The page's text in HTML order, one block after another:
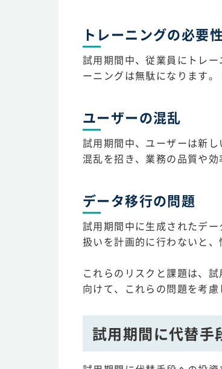
トレーニングの必要性
試用期間中、従業員にトレ
ーニングは無駄になります
ユーザーの混乱
試用期間中、ユーザーは新
混乱を招き、業務の品質や
データ移行の問題
試用期間中に生成されたデ
扱いを計画的に行わないと
これらのリスクと課題は、
向けて、これらの問題を考
試用期間に代替手